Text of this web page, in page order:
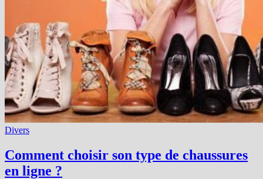
Divers
Comment choisir son type de chaussures
en ligne ?